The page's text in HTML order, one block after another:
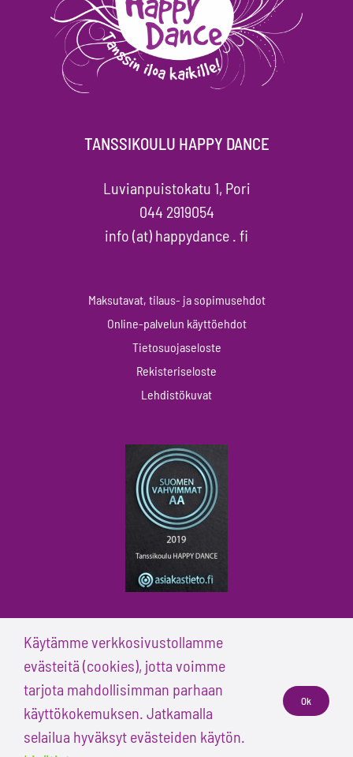
TANSSIKOULU HAPPY DANCE
Luvianpuistokatu 1, Pori
044 2919054
info (at) happydance . fi
Maksutavat, tilaus- ja sopimusehdot
Online-palvelun käyttöehdot
Tietosuojaseloste
Rekisteriseloste
Lehdistökuvat
© Tanssikoulu Happy Dance
InstagramYouTube
Käytämme verkkosivustollamme
evästeitä (cookies), jotta voimme
tarjota mahdollisimman parhaan
käyttökokemuksen. Jatkamalla
selailua hyväksyt evästeiden käytön.
Ok